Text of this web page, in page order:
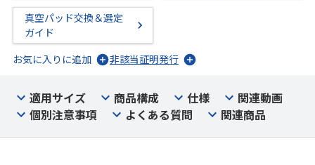
真空パッド交換＆選定
ガイド
お気に入りに追加
非該当証明発行
適用サイズ 商品構成 仕様
関連動画
個別注意事項
よくある質問 関連商品